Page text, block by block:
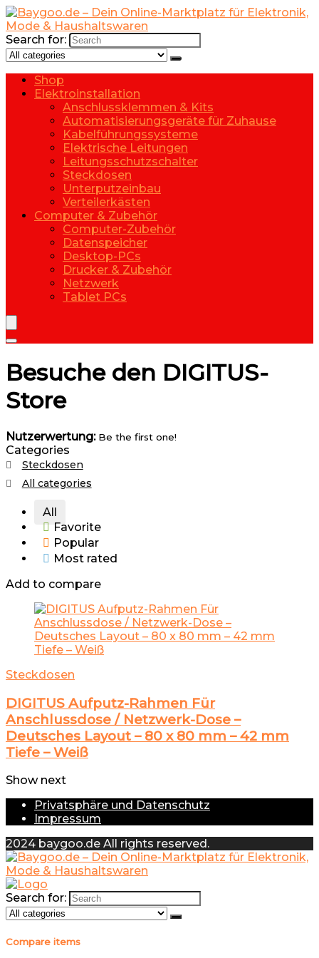
Search for:
Shop
Elektroinstallation
Anschlussklemmen & Kits
Automatisierungsgeräte für Zuhause
Kabelführungssysteme
Elektrische Leitungen
Leitungsschutzschalter
Steckdosen
Unterputzeinbau
Verteilerkästen
Computer & Zubehör
Computer-Zubehör
Datenspeicher
Desktop-PCs
Drucker & Zubehör
Netzwerk
Tablet PCs
Besuche den DIGITUS-
Store
Nutzerwertung: Be the first one!
Categories
Steckdosen
All categories
All
Favorite
Popular
Most rated
Add to compare
Steckdosen
DIGITUS Aufputz-Rahmen Für
Anschlussdose / Netzwerk-Dose –
Deutsches Layout – 80 x 80 mm – 42 mm
Tiefe – Weiß
Show next
Privatsphäre und Datenschutz
Impressum
2024 baygoo.de All rights reserved.
Search for:
Compare items